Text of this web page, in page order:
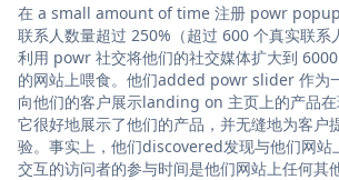
在 a small amount of time 注册 powr
联系人数量超过 250%（超过 600 个真实联
利用 powr 社交将他们的社交媒体扩大到
的网站上喂食。他们added powr slider 作为
向他们的客户展示landing on 主页上的产品在
它很好地展示了他们的产品，并无缝地为客户
验。事实上，他们discovered发现与他们网
交互的访问者的参与时间是他们网站上任何其